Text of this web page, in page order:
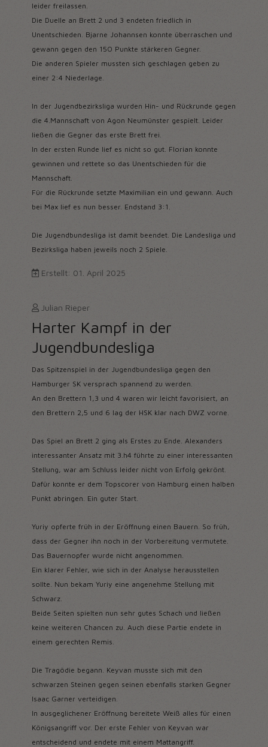
leider freilassen.
Die Duelle an Brett 2 und 3 endeten friedlich in
Unentschieden. Bjarne Johannsen konnte überraschen und
gewann gegen den 150 Punkte stärkeren Gegner.
Die anderen Spieler mussten sich geschlagen geben zu
einer 2:4 Niederlage.
In der Jugendbezirksliga wurden Hin- und Rückrunde gegen
die 4.Mannschaft von Agon Neumünster gespielt. Leider
ließen die Gegner das erste Brett frei.
In der ersten Runde lief es nicht so gut. Florian konnte
gewinnen und rettete so das Unentschieden für die
Mannschaft.
Für die Rückrunde setzte Maximilian ein und gewann. Auch
bei Max lief es nun besser. Endstand 3:1.
Die Jugendbundesliga ist damit beendet. Die Landesliga und
Bezirksliga haben jeweils noch 2 Spiele.
Erstellt: 01. April 2025
Julian Rieper
Harter Kampf in der
Jugendbundesliga
Das Spitzenspiel in der Jugendbundesliga gegen den
Hamburger SK versprach spannend zu werden.
An den Brettern 1,3 und 4 waren wir leicht favorisiert, an
den Brettern 2,5 und 6 lag der HSK klar nach DWZ vorne.
Das Spiel an Brett 2 ging als Erstes zu Ende. Alexanders
interessanter Ansatz mit 3.h4 führte zu einer interessanten
Stellung, war am Schluss leider nicht von Erfolg gekrönt.
Dafür konnte er dem Topscorer von Hamburg einen halben
Punkt abringen. Ein guter Start.
Yuriy opferte früh in der Eröffnung einen Bauern. So früh,
dass der Gegner ihn noch in der Vorbereitung vermutete.
Das Bauernopfer wurde nicht angenommen.
Ein klarer Fehler, wie sich in der Analyse herausstellen
sollte. Nun bekam Yuriy eine angenehme Stellung mit
Schwarz.
Beide Seiten spielten nun sehr gutes Schach und ließen
keine weiteren Chancen zu. Auch diese Partie endete in
einem gerechten Remis.
Die Tragödie begann. Keyvan musste sich mit den
schwarzen Steinen gegen seinen ebenfalls starken Gegner
Isaac Garner verteidigen.
In ausgeglichener Eröffnung bereitete Weiß alles für einen
Königsangriff vor. Der erste Fehler von Keyvan war
entscheidend und endete mit einem Mattangriff.